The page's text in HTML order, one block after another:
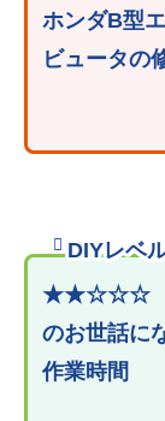
ホンダB型
ビュータの
DIYレベ
★★☆☆☆
のお世話に
作業時間